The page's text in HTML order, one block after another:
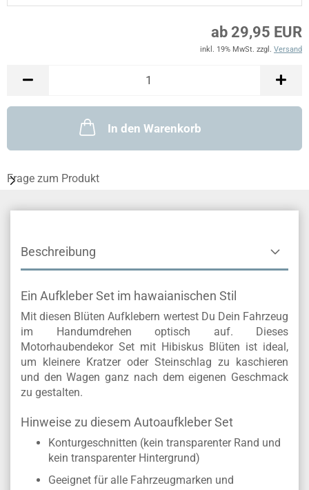
ab 29,95 EUR
inkl. 19% MwSt. zzgl. Versand
In den Warenkorb
Frage zum Produkt
Beschreibung
Ein Aufkleber Set im hawaianischen Stil
Mit diesen Blüten Aufklebern wertest Du Dein Fahrzeug
im Handumdrehen optisch auf. Dieses
Motorhaubendekor Set mit Hibiskus Blüten ist ideal,
um kleinere Kratzer oder Steinschlag zu kaschieren
und den Wagen ganz nach dem eigenen Geschmack
zu gestalten.
Hinweise zu diesem Autoaufkleber Set
Konturgeschnitten (kein transparenter Rand und
kein transparenter Hintergrund)
Geeignet für alle Fahrzeugmarken und